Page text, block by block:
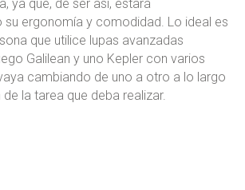
ya que, de ser así, estará
ergonomía y comodidad. Lo ideal es
que utilice lupas avanzadas
Galilean y uno Kepler con varios
cambiando de uno a otro a lo largo
la tarea que deba realizar.